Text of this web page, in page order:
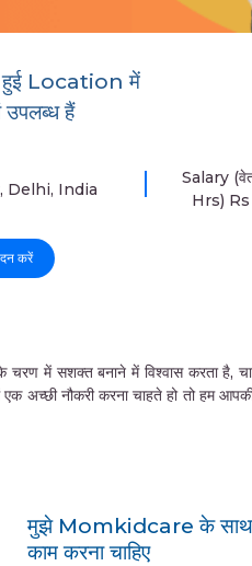
हुई Location में
उपलब्ध हैं
Delhi, India
Salary
Hrs)
करें
में सशक्त बनाने में विश्वास करता है, चाहे
एक अच्छी नौकरी करना चाहते हो तो हम
मुझे Momkidcare के साथ
काम करना चाहिए